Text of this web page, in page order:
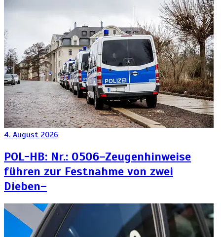
4. August 2026
POL-HB: Nr.: 0506–Zeugenhinweise
führen zur Festnahme von zwei
Dieben–